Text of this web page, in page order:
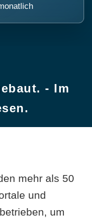
- Im
mehr als 50
und
um